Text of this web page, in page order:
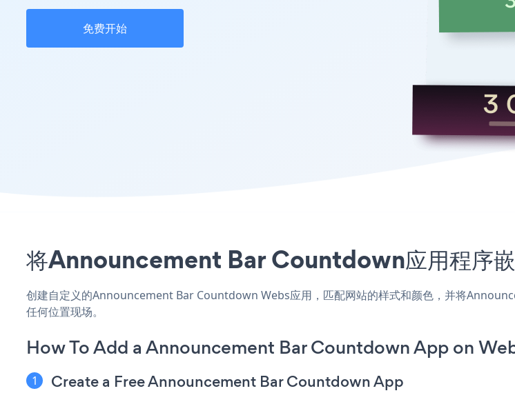
免费开始
将Announcement Bar Countdown应用程序嵌
创建自定义的Announcement Bar Countdown Webs应用，匹配网站的样式和颜色，并将
任何位置现场。
How To Add a Announcement Bar Countdown App on
Create a Free Announcement Bar Countdown App